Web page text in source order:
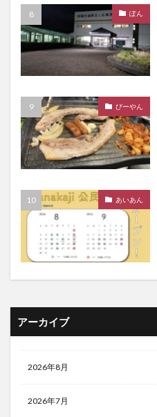
ぽん
びーやん
あいあん
アーカイブ
2026年8月
2026年7月